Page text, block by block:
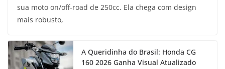
sua moto on/off-road de 250cc. Ela chega com design
mais robusto,
A Queridinha do Brasil: Honda CG
160 2026 Ganha Visual Atualizado